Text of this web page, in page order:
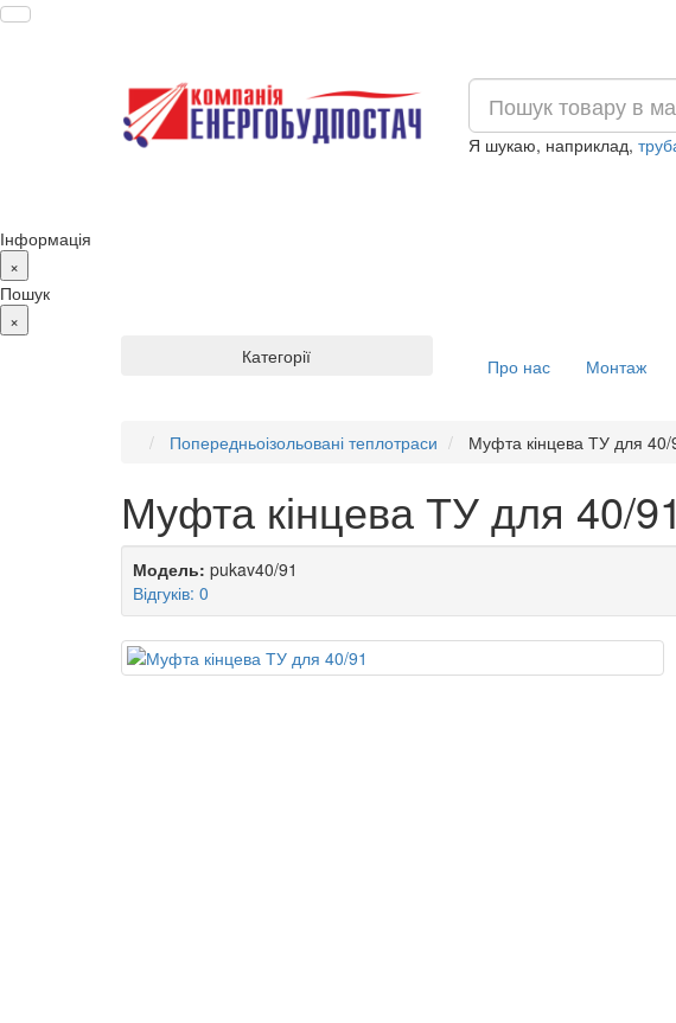
Я шукаю, наприклад,
Інформація
×
Пошук
×
Категорії
Про нас Монтаж
Попередньоізольовані теплотраси Муфта кінцева ТУ для 40/
Муфта кінцева ТУ для 40/91
Модель: pukav40/91
Відгуків: 0